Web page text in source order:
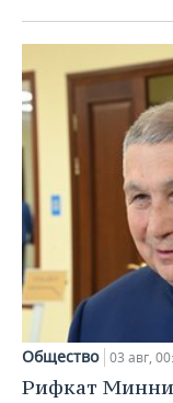
Общество 03 авг,
Рифкат